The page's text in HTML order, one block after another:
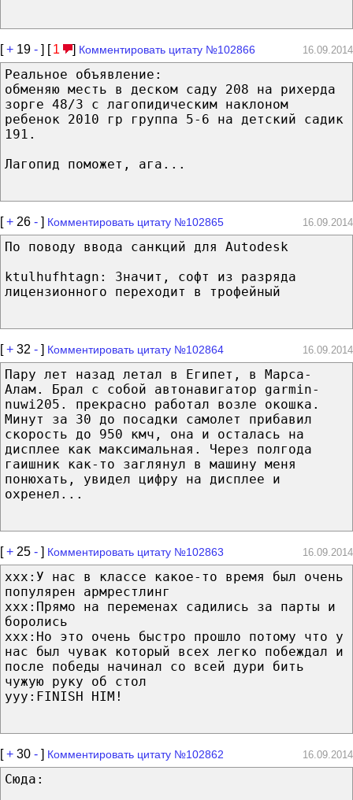
[+ 19 - ] [ 1 ] Комментировать цитату №102866 16.09.2014
Реальное объявление:
обменяю месть в деском саду 208 на рихерда
зорге 48/3 с лагопидическим наклоном
ребенок 2010 гр группа 5-6 на детский садик
191.
Лагопид поможет, ага...
[+ 26 - ] Комментировать цитату №102865 16.09.2014
По поводу ввода санкций для Autodesk
ktulhufhtagn: Значит, софт из разряда
лицензионного переходит в трофейный
[+ 32 - ] Комментировать цитату №102864 16.09.2014
Пару лет назад летал в Египет, в Марса-
Алам. Брал с собой автонавигатор garmin-
nuwi205. прекрасно работал возле окошка.
Минут за 30 до посадки самолет прибавил
скорость до 950 кмч, она и осталась на
дисплее как максимальная. Через полгода
гаишник как-то заглянул в машину меня
понюхать, увидел цифру на дисплее и
охренел...
[+ 25 - ] Комментировать цитату №102863 16.09.2014
xxx:У нас в классе какое-то время был очень
популярен армрестлинг
xxx:Прямо на переменах садились за парты и
боролись
xxx:Но это очень быстро прошло потому что у
нас был чувак который всех легко побеждал и
после победы начинал со всей дури бить
чужую руку об стол
yyy:FINISH HIM!
[+ 30 - ] Комментировать цитату №102862 16.09.2014
Сюда: